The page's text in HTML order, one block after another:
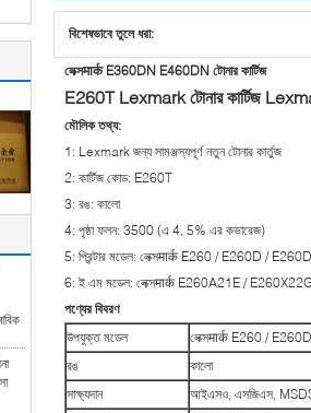
বিশেষভাবে তুলে ধরা:
লেক্সमार्क E360DN E460DN টোনার কার্টিজ
E260T Lexmark টোনার কার্টিজ
মৌলিক তথ্য:
1: Lexmark জন্য সামঞ্জস্যপূর্ণ নতুন টোনার কার্তুজ
2: কার্টিজ কোড: E260T
3: রঙ: কালো
4: পৃষ্ঠা ফলন: 3500 (এ 4, 5% এর কভারেজ)
5: প্রিন্টার মডেল: লেক্সमार्क E260 / E260D /
6: ই এম মডেল: লেক্সमार्क E260A21E /
পণ্যের বিবরণ
উপযুক্ত মডেল
লেক্সमार्क E260 /
রঙ
কালো
সাক্ষ্যদান
আইএসও, এসজিএস,